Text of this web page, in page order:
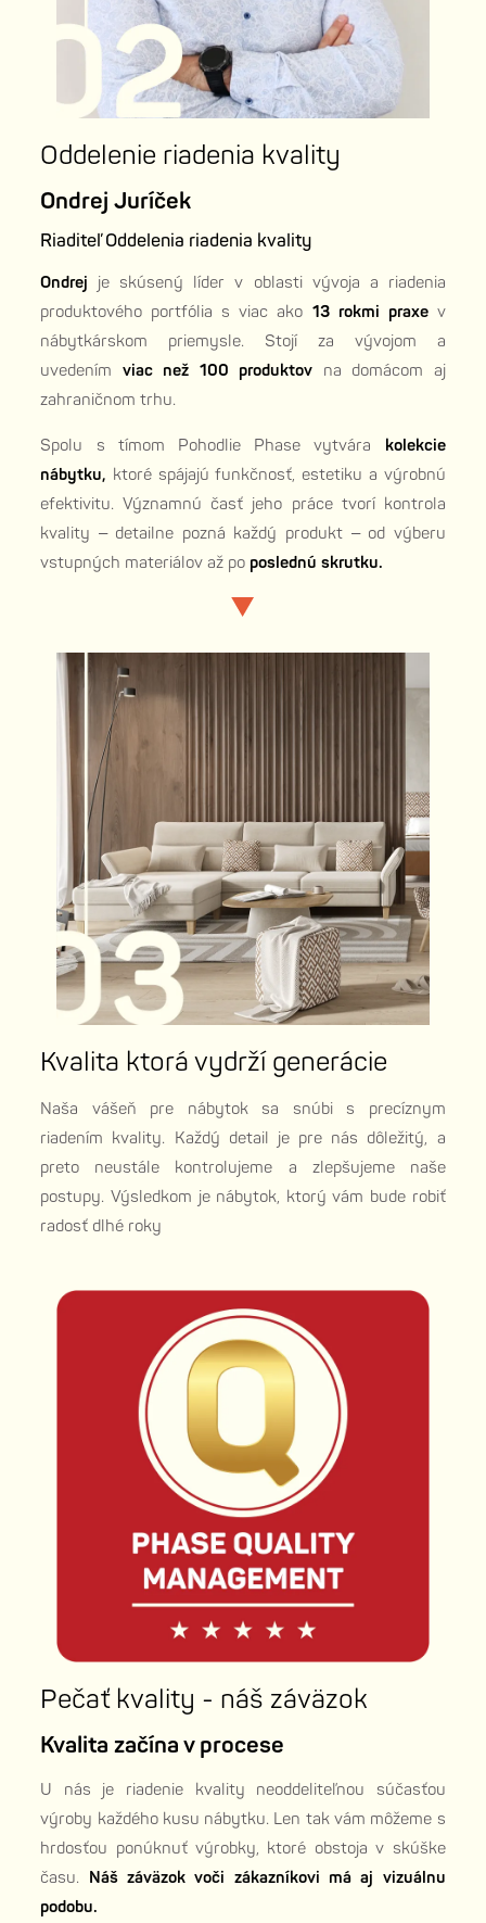
Oddelenie riadenia kvality
Ondrej Juríček
Riaditeľ Oddelenia riadenia kvality
Ondrej je skúsený líder v oblasti vývoja a riadenia
produktového portfólia s viac ako 13 rokmi praxe v
nábytkárskom priemysle. Stojí za vývojom a
uvedením viac než 100 produktov na domácom aj
zahraničnom trhu.
Spolu s tímom Pohodlie Phase vytvára kolekcie
nábytku, ktoré spájajú funkčnosť, estetiku a výrobnú
efektivitu. Významnú časť jeho práce tvorí kontrola
kvality – detailne pozná každý produkt – od výberu
vstupných materiálov až po poslednú skrutku.
Kvalita ktorá vydrží generácie
Naša vášeň pre nábytok sa snúbi s precíznym
riadením kvality. Každý detail je pre nás dôležitý, a
preto neustále kontrolujeme a zlepšujeme naše
postupy. Výsledkom je nábytok, ktorý vám bude robiť
radosť dlhé roky
Pečať kvality - náš záväzok
Kvalita začína v procese
U nás je riadenie kvality neoddeliteľnou súčasťou
výroby každého kusu nábytku. Len tak vám môžeme s
hrdosťou ponúknuť výrobky, ktoré obstoja v skúške
času. Náš záväzok voči zákazníkovi má aj vizuálnu
podobu.